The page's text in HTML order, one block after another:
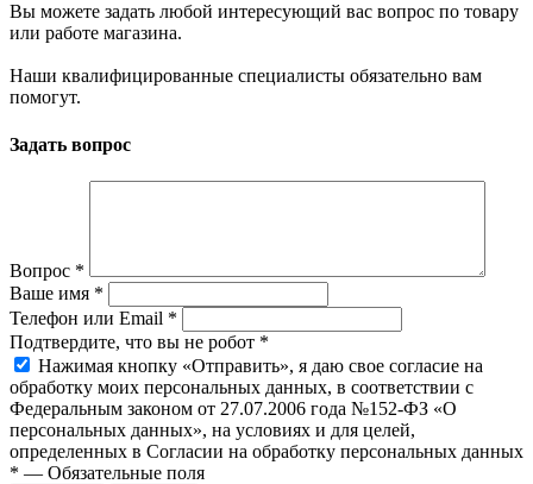
Вы можете задать любой интересующий вас вопрос по товару
или работе магазина.
Наши квалифицированные специалисты обязательно вам
помогут.
Задать вопрос
Вопрос *
Ваше имя *
Телефон или Email *
Подтвердите, что вы не робот *
Нажимая кнопку «Отправить», я даю свое согласие на
обработку моих персональных данных, в соответствии с
Федеральным законом от 27.07.2006 года №152-ФЗ «О
персональных данных», на условиях и для целей,
определенных в Согласии на обработку персональных данных
* — Обязательные поля